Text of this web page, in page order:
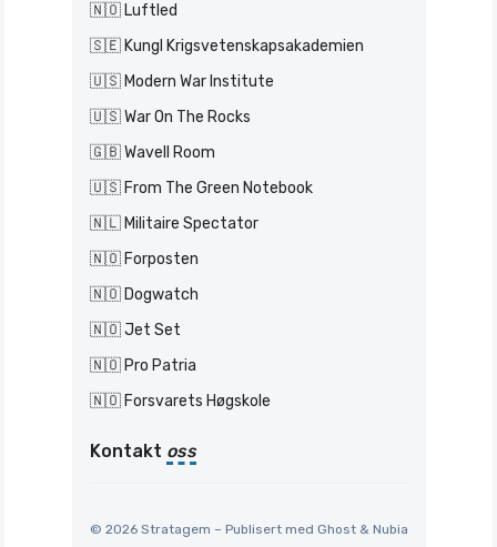
🇳🇴 Luftled
🇸🇪 Kungl Krigsvetenskapsakademien
🇺🇸 Modern War Institute
🇺🇸 War On The Rocks
🇬🇧 Wavell Room
🇺🇸 From The Green Notebook
🇳🇱 Militaire Spectator
🇳🇴 Forposten
🇳🇴 Dogwatch
🇳🇴 Jet Set
🇳🇴 Pro Patria
🇳🇴 Forsvarets Høgskole
Kontakt oss
© 2026 Stratagem – Publisert med Ghost& Nubia